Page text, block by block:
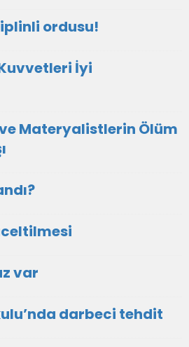
ordusu!
İyi
Materyalistlerin Ölüm
var
darbeci tehdit